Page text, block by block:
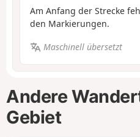
Am Anfang der Strecke
den Markierungen.
Maschinell übersetzt
Andere
Gebiet